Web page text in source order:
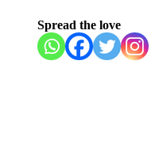
Spread the love